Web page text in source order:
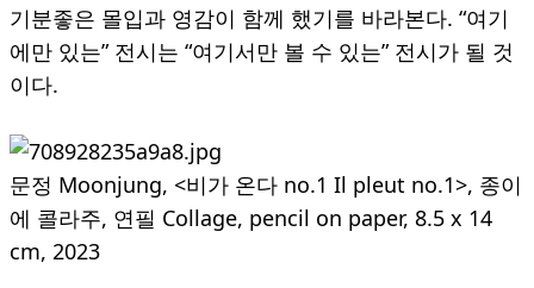
기분좋은 몰입과 영감이 함께 했기를 바라본다. “여기
에만 있는” 전시는 “여기서만 볼 수 있는” 전시가 될 것
이다.
문정 Moonjung, <비가 온다 no.1 Il pleut no.1>, 종이
에 콜라주, 연필 Collage, pencil on paper, 8.5 x 14
cm, 2023